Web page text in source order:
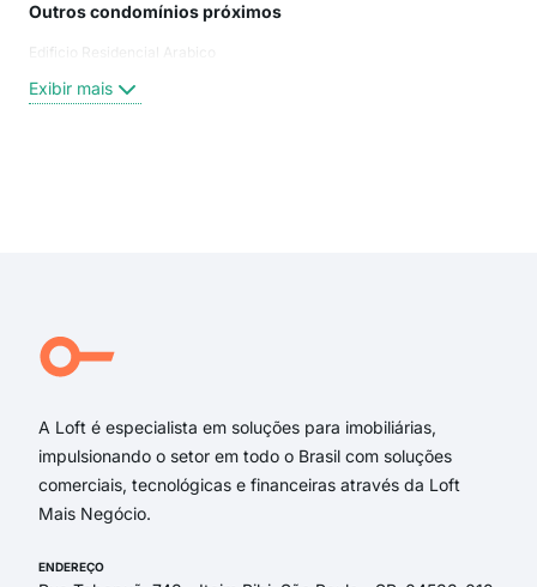
Outros condomínios próximos
Edificio Residencial Arabico
Exibir mais
A Loft é especialista em soluções para imobiliárias,
impulsionando o setor em todo o Brasil com soluções
comerciais, tecnológicas e financeiras através da Loft
Mais Negócio.
ENDEREÇO